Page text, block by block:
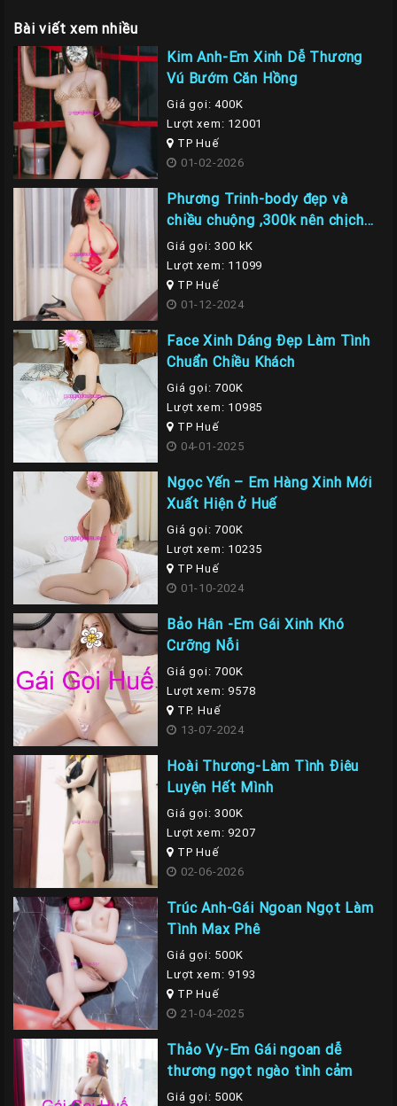
Bài viết xem nhiều
Kim Anh-Em Xinh Dễ Thương
Vú Bướm Căn Hồng
Giá gọi: 400K
Lượt xem: 12001
TP Huế
01-02-2026
Phương Trinh-body đẹp và
chiều chuộng ,300k nên chịch
em là nhất
Giá gọi: 300 kK
Lượt xem: 11099
TP Huế
01-12-2024
Face Xinh Dáng Đẹp Làm Tình
Chuẩn Chiều Khách
Giá gọi: 700K
Lượt xem: 10985
TP Huế
04-01-2025
Ngọc Yến – Em Hàng Xinh Mới
Xuất Hiện ở Huế
Giá gọi: 700K
Lượt xem: 10235
TP Huế
01-10-2024
Bảo Hân -Em Gái Xinh Khó
Cưỡng Nỗi
Giá gọi: 700K
Lượt xem: 9578
TP. Huế
13-07-2024
Hoài Thương-Làm Tình Điêu
Luyện Hết Mình
Giá gọi: 300K
Lượt xem: 9207
TP Huế
02-06-2026
Trúc Anh-Gái Ngoan Ngọt Làm
Tình Max Phê
Giá gọi: 500K
Lượt xem: 9193
TP Huế
21-04-2025
Thảo Vy-Em Gái ngoan dễ
thương ngọt ngào tình cảm
Giá gọi: 500K